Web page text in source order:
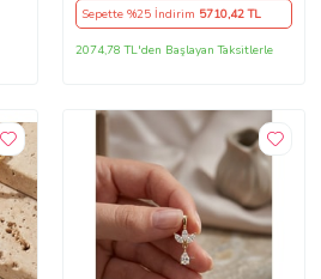
Sepette %25 İndirim 5710,42 TL
2074,78 TL'den Başlayan Taksitlerle